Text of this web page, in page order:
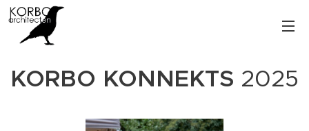
KORBO KONNEKTS 2025